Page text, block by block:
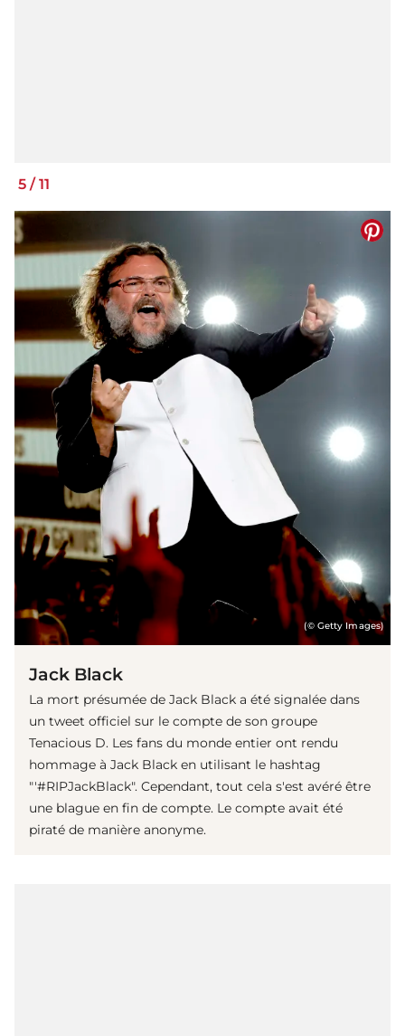
5 /11
(© Getty Images)
Jack Black
La mort présumée de Jack Black a été signalée dans
un tweet officiel sur le compte de son groupe
Tenacious D. Les fans du monde entier ont rendu
hommage à Jack Black en utilisant le hashtag
"'#RIPJackBlack". Cependant, tout cela s'est avéré être
une blague en fin de compte. Le compte avait été
piraté de manière anonyme.